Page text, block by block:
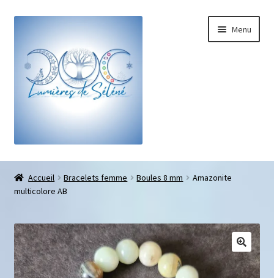
Menu
Boutique
Bracelets sur-mesure
Galets pouce anti-stress
Pendentifs sifflet et fioles
Accueil Bracelets femme Boules 8 mm
Amazonite
multicolore AB